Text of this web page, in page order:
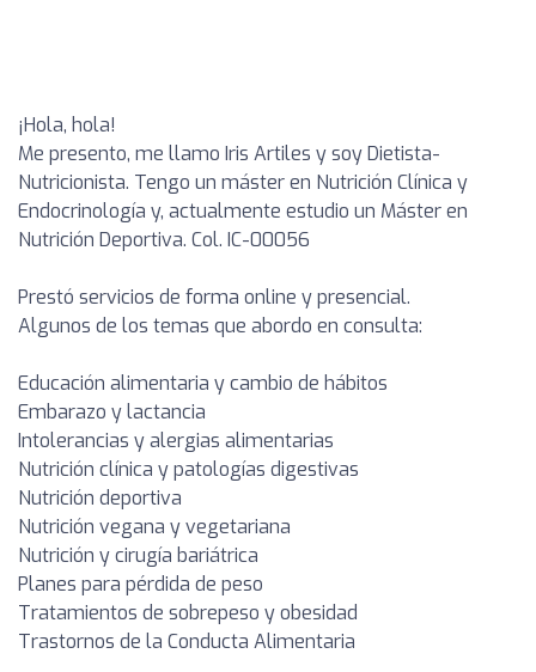
¡Hola, hola!
Me presento, me llamo Iris Artiles y soy Dietista-
Nutricionista. Tengo un máster en Nutrición Clínica y
Endocrinología y, actualmente estudio un Máster en
Nutrición Deportiva. Col. IC-00056
Prestó servicios de forma online y presencial.
Algunos de los temas que abordo en consulta:
Educación alimentaria y cambio de hábitos
Embarazo y lactancia
Intolerancias y alergias alimentarias
Nutrición clínica y patologías digestivas
Nutrición deportiva
Nutrición vegana y vegetariana
Nutrición y cirugía bariátrica
Planes para pérdida de peso
Tratamientos de sobrepeso y obesidad
Trastornos de la Conducta Alimentaria